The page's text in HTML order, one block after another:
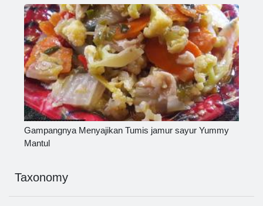
Gampangnya Menyajikan Tumis jamur sayur Yummy
Mantul
Taxonomy